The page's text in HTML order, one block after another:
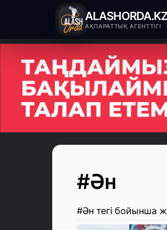
АҚПАРАТТЫҚ АГЕНТТІГІ
#Ән
#Ән тегі бойынша